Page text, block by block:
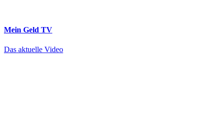
Mein Geld TV
Das aktuelle Video